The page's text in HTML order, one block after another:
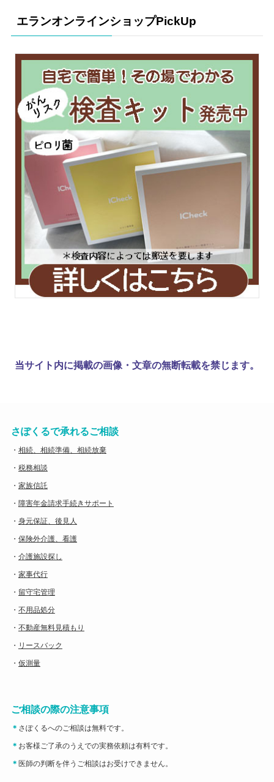
エランオンラインショップPickUp
当サイト内に掲載の画像・文章の無断転載を禁じます。
さぽくるで承れるご相談
・ 相続、相続準備、相続放棄
・ 税務相談
・ 家族信託
・ 障害年金請求手続きサポート
・ 身元保証、後見人
・ 保険外介護、看護
・ 介護施設探し
・ 家事代行
・ 留守宅管理
・ 不用品処分
・ 不動産無料見積もり
・ リースバック
・ 仮測量
ご相談の際の注意事項
＊ さぽくるへのご相談は無料です。
＊ お客様ご了承のうえでの実務依頼は有料です。
＊ 医師の判断を伴うご相談はお受けできません。